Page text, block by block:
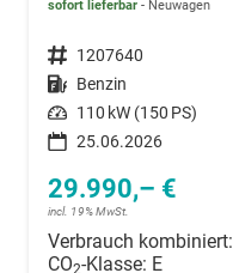
sofort lieferbar Neuwagen
Fahrzeugnummer 1207640
Kraftstoff Benzin
Leistung 110 kW (150 PS)
25.06.2026
29.990,– €
incl. 19% MwSt.
Verbrauch kombiniert:
CO2-Klasse: E